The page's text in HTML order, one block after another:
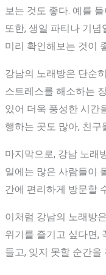
보는 것도 좋다. 예를
또한, 생일 파티나 기
미리 확인해보는 것이
강남의 노래방은 단순
스트레스를 해소하는
있어 더욱 풍성한 시간
행하는 곳도 많아, 친
마지막으로, 강남 노래
일에는 많은 사람들이
간에 편리하게 방문할
이처럼 강남의 노래방
위기를 즐기고 싶다면,
들고, 잊지 못할 순간을